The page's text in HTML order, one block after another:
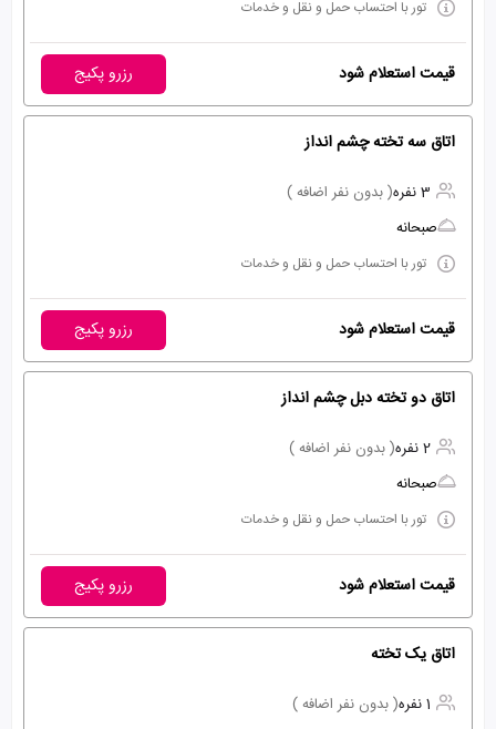
تور با احتساب حمل و نقل و خدمات
قیمت استعلام شود رزرو پکیج
اتاق سه تخته چشم انداز
3 نفره
( بدون نفر اضافه )
صبحانه
تور با احتساب حمل و نقل و خدمات
قیمت استعلام شود رزرو پکیج
اتاق دو تخته دبل چشم انداز
2 نفره
( بدون نفر اضافه )
صبحانه
تور با احتساب حمل و نقل و خدمات
قیمت استعلام شود رزرو پکیج
اتاق یک تخته
1 نفره
( بدون نفر اضافه )